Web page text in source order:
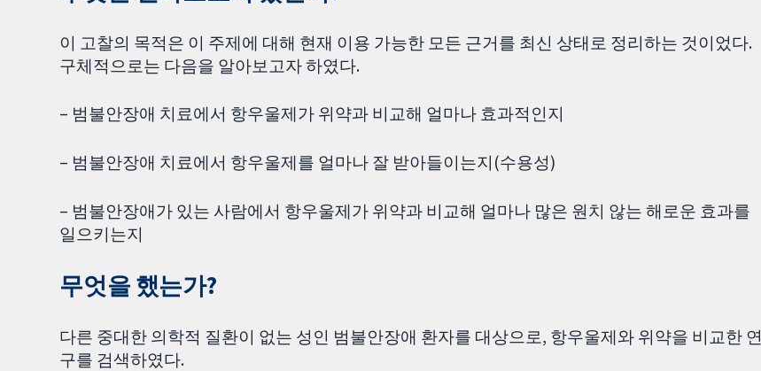
이 고찰의 목적은 이 주제에 대해 현재 이용 가능한 모든 근거를 최신 상태로 정리하는 것이었다.
구체적으로는 다음을 알아보고자 하였다.
– 범불안장애 치료에서 항우울제가 위약과 비교해 얼마나 효과적인지
– 범불안장애 치료에서 항우울제를 얼마나 잘 받아들이는지(수용성)
– 범불안장애가 있는 사람에서 항우울제가 위약과 비교해 얼마나 많은 원치 않는 해로운 효과를
일으키는지
무엇을 했는가?
다른 중대한 의학적 질환이 없는 성인 범불안장애 환자를 대상으로, 항우울제와 위약을 비교한 연
구를 검색하였다.